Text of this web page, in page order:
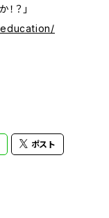
？」
ポスト